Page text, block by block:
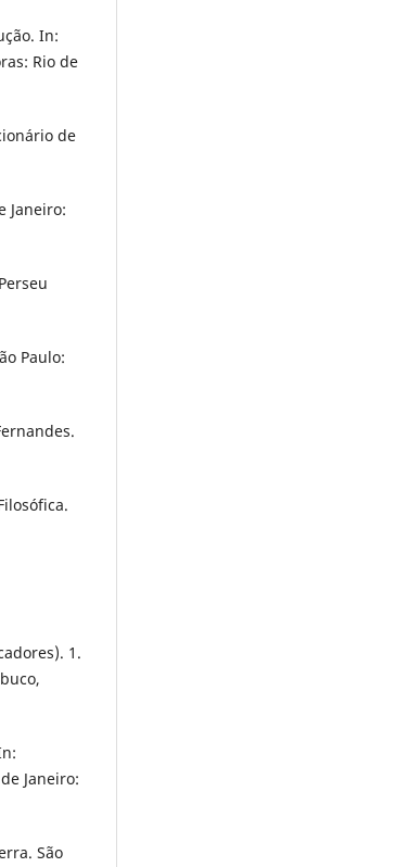
In:
Rio de
de
Janeiro:
Paulo:
1.
Janeiro:
São